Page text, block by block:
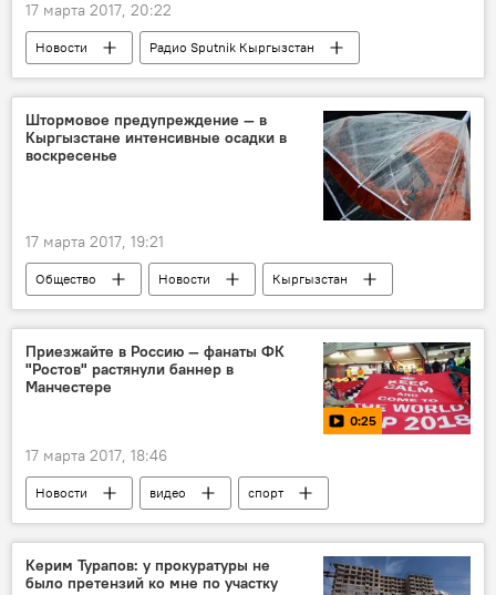
17 марта 2017, 20:22
Новости
Радио Sputnik Кыргызстан
Узбекистан
Ноокатский район
земельный участок
Штормовое предупреждение — в
Кыргызстане интенсивные осадки в
воскресенье
17 марта 2017, 19:21
Общество Новости
Кыргызстан
Кыргызгидромет
снег
погода
осадки прогноз
Приезжайте в Россию — фанаты ФК
"Ростов" растянули баннер в
Манчестере
0:25
17 марта 2017, 18:46
Новости видео
спорт
В мире
Мультимедиа
Россия
Манчестер
Керим Турапов: у прокуратуры не
было претензий ко мне по участку